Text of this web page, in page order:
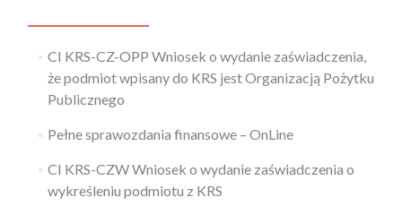
CI KRS-CZ-OPP Wniosek o wydanie zaświadczenia,
że podmiot wpisany do KRS jest Organizacją Pożytku
Publicznego
Pełne sprawozdania finansowe – OnLine
CI KRS-CZW Wniosek o wydanie zaświadczenia o
wykreśleniu podmiotu z KRS